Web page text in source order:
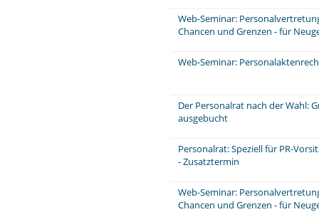
Web-Seminar:
Chancen und Grenzen - für
Web-Seminar:
Der Personalrat nach der Wahl:
ausgebucht
Personalrat: Speziell für PR-
- Zusatztermin
Web-Seminar:
Chancen und Grenzen - für